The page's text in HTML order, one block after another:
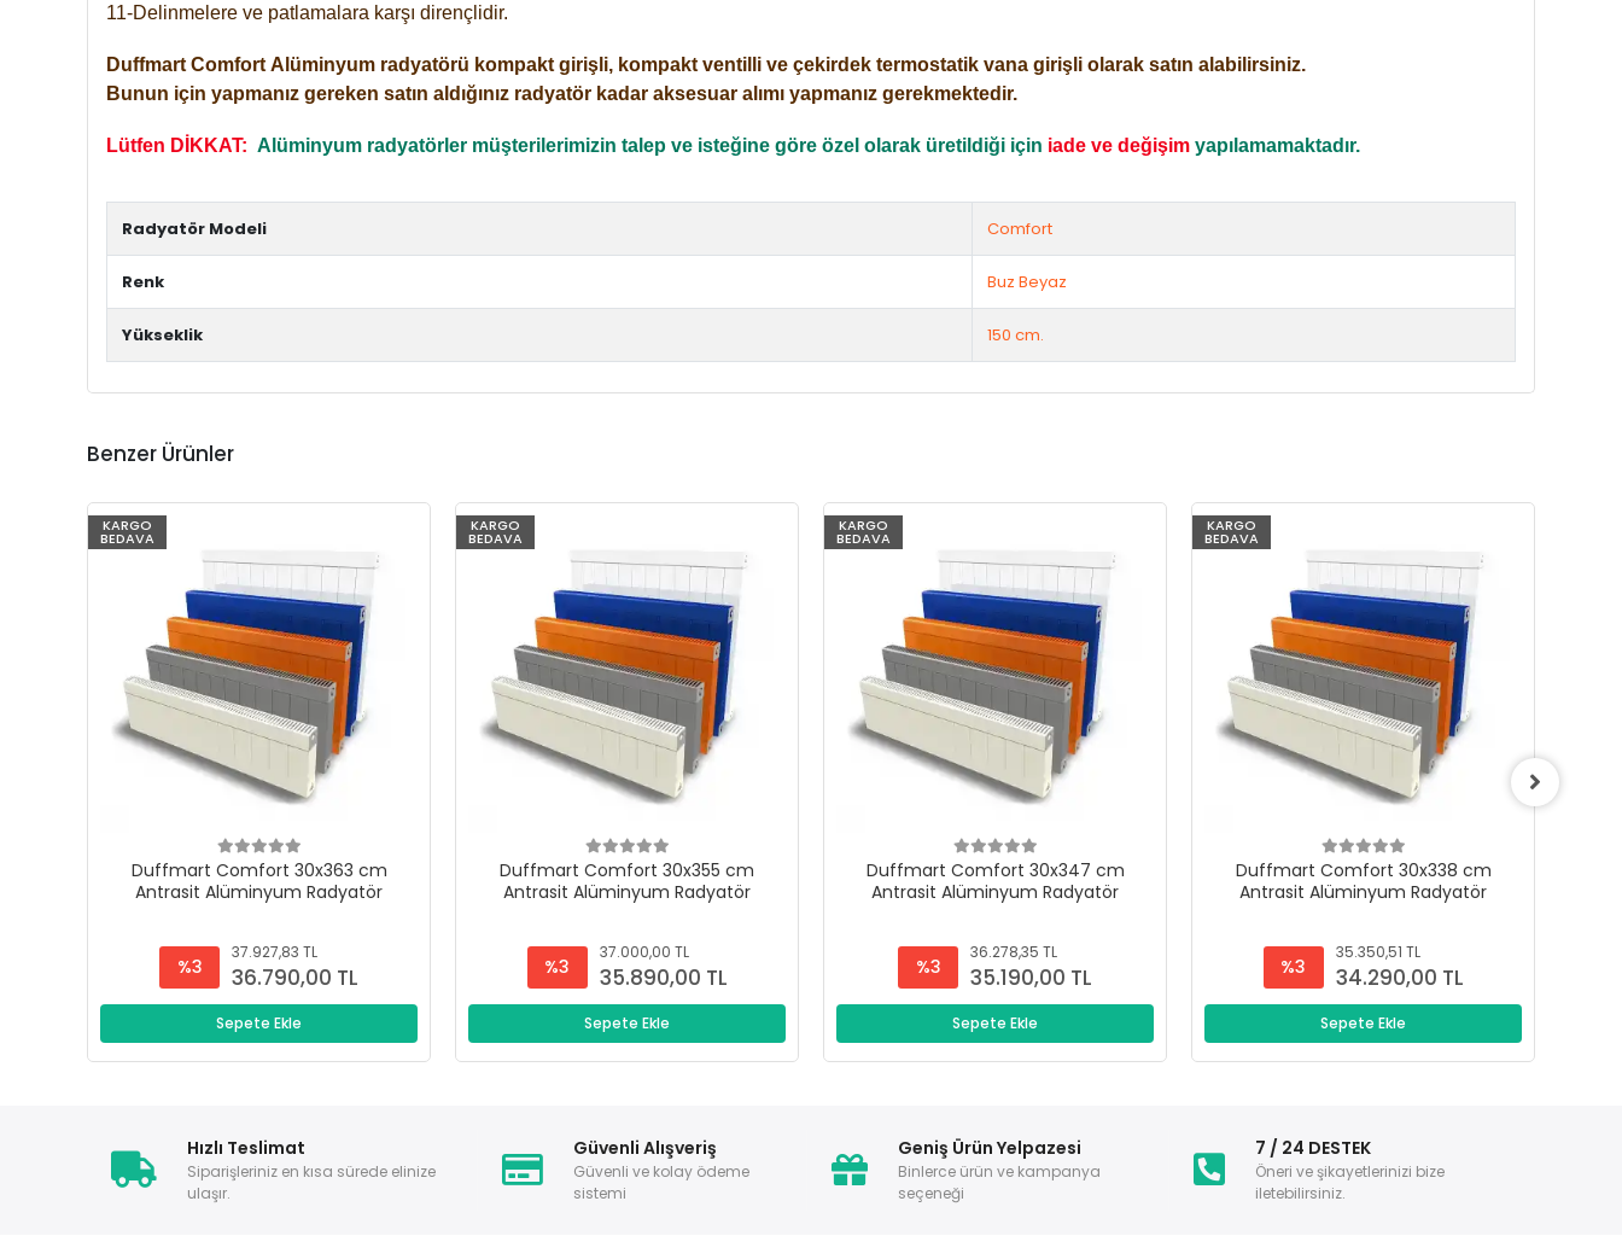
11-Delinmelere ve patlamalara karşı dirençlidir.
Duffmart Comfort Alüminyum radyatörü kompakt girişli, kompakt ventilli ve çekirdek termostatik vana girişli olarak satın alabilirsiniz.
Bunun için yapmanız gereken satın aldığınız radyatör kadar aksesuar alımı yapmanız gerekmektedir.
Lütfen DİKKAT: Alüminyum radyatörler müşterilerimizin talep ve isteğine göre özel olarak üretildiği için iade ve değişim yapılamamaktadır.
Radyatör Modeli Comfort
Renk Buz Beyaz
Yükseklik 150 cm.
Benzer Ürünler
KARGO
BEDAVA
Duffmart Comfort 30x363 cm
Antrasit Alüminyum Radyatör
%3
37.927,83 TL
36.790,00 TL
Sepete Ekle
KARGO
BEDAVA
Duffmart Comfort 30x355 cm
Antrasit Alüminyum Radyatör
%3
37.000,00 TL
35.890,00 TL
Sepete Ekle
KARGO
BEDAVA
Duffmart Comfort 30x347 cm
Antrasit Alüminyum Radyatör
%3
36.278,35 TL
35.190,00 TL
Sepete Ekle
KARGO
BEDAVA
Duffmart Comfort 30x338 cm
Antrasit Alüminyum Radyatör
%3
35.350,51 TL
34.290,00 TL
Sepete Ekle
Hızlı Teslimat
Siparişleriniz en kısa sürede elinize
ulaşır.
Güvenli Alışveriş
Güvenli ve kolay ödeme
sistemi
Geniş Ürün Yelpazesi
Binlerce ürün ve kampanya
seçeneği
7 / 24 DESTEK
Öneri ve şikayetlerinizi bize
iletebilirsiniz.